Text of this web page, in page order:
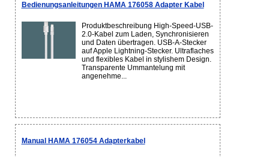
Bedienungsanleitungen HAMA 176058 Adapter Kabel
Produktbeschreibung High-Speed-USB-
2.0-Kabel zum Laden, Synchronisieren
und Daten übertragen. USB-A-Stecker
auf Apple Lightning-Stecker. Ultraflaches
und flexibles Kabel in stylishem Design.
Transparente Ummantelung mit
angenehme...
Manual HAMA 176054 Adapterkabel